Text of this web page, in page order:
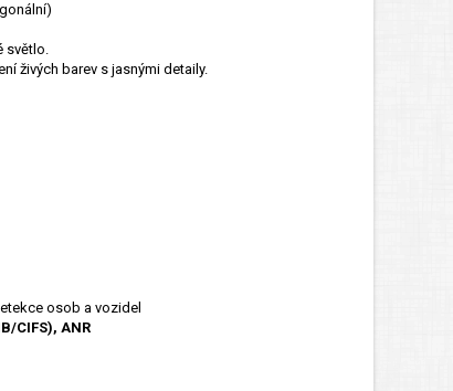
světlo.
živých barev s jasnými detaily.
osob a vozidel
CIFS), ANR